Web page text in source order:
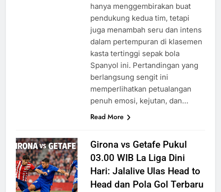
hanya menggembirakan buat
pendukung kedua tim, tetapi
juga menambah seru dan intens
dalam pertempuran di klasemen
kasta tertinggi sepak bola
Spanyol ini. Pertandingan yang
berlangsung sengit ini
memperlihatkan petualangan
penuh emosi, kejutan, dan…
Read More
Girona vs Getafe Pukul
03.00 WIB La Liga Dini
Hari: Jalalive Ulas Head to
Head dan Pola Gol Terbaru